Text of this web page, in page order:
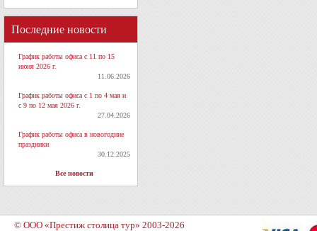
Последние новости
График работы офиса с 11 по 15
июня 2026 г.
11.06.2026
График работы офиса с 1 по 4 мая и
с 9 по 12 мая 2026 г.
27.04.2026
График работы офиса в новогодние
праздники
30.12.2025
Все новости
© ООО «Престиж столица тур» 2003-2026